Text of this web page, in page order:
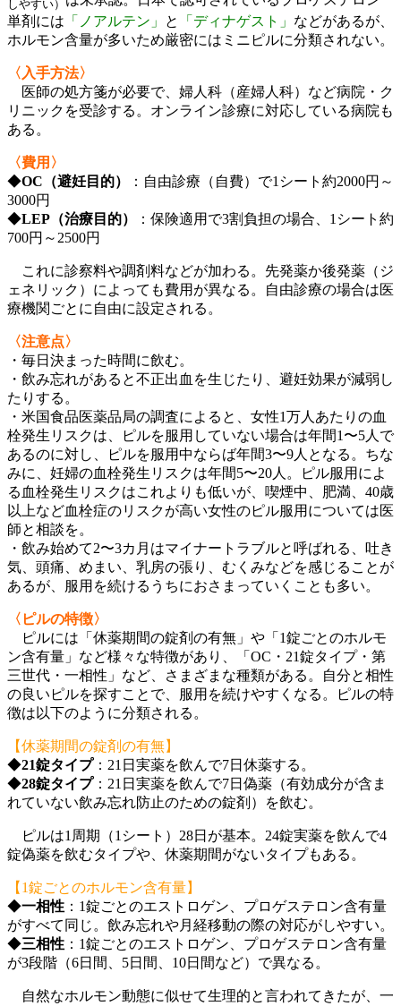
しやすい）
単剤には 「ノアルテン」 と 「ディナゲスト」 などがあるが、
ホルモン含量が多いため厳密にはミニピルに分類されない。
〈入手方法〉
医師の処方箋が必要で、婦人科（産婦人科）など病院・ク
リニックを受診する。オンライン診療に対応している病院も
ある。
〈費用〉
◆OC（避妊目的）
：自由診療（自費）で1シート約2000円～
3000円
◆LEP（治療目的）
：保険適用で3割負担の場合、1シート約
700円～2500円
これに診察料や調剤料などが加わる。先発薬か後発薬（ジ
ェネリック）によっても費用が異なる。自由診療の場合は医
療機関ごとに自由に設定される。
〈注意点〉
・毎日決まった時間に飲む。
・飲み忘れがあると不正出血を生じたり、避妊効果が減弱し
たりする。
・米国食品医薬品局の調査によると、女性1万人あたりの血
栓発生リスクは、ピルを服用していない場合は年間1〜5人で
あるのに対し、ピルを服用中ならば年間3〜9人となる。ちな
みに、妊婦の血栓発生リスクは年間5〜20人。ピル服用によ
る血栓発生リスクはこれよりも低いが、喫煙中、肥満、40歳
以上など血栓症のリスクが高い女性のピル服用については医
師と相談を。
・飲み始めて2〜3カ月はマイナートラブルと呼ばれる、吐き
気、頭痛、めまい、乳房の張り、むくみなどを感じることが
あるが、服用を続けるうちにおさまっていくことも多い。
〈ピルの特徴〉
ピルには「休薬期間の錠剤の有無」や「1錠ごとのホルモ
ン含有量」など様々な特徴があり、「OC・21錠タイプ・第
三世代・一相性」など、さまざまな種類がある。自分と相性
の良いピルを探すことで、服用を続けやすくなる。ピルの特
徴は以下のように分類される。
【休薬期間の錠剤の有無】
◆21錠タイプ：21日実薬を飲んで7日休薬する。
◆28錠タイプ：21日実薬を飲んで7日偽薬（有効成分が含ま
れていない飲み忘れ防止のための錠剤）を飲む。
ピルは1周期（1シート）28日が基本。24錠実薬を飲んで4
錠偽薬を飲むタイプや、休薬期間がないタイプもある。
【1錠ごとのホルモン含有量】
◆一相性 ：1錠ごとのエストロゲン、プロゲステロン含有量
がすべて同じ。飲み忘れや月経移動の際の対応がしやすい。
◆三相性 ：1錠ごとのエストロゲン、プロゲステロン含有量
が3段階（6日間、5日間、10日間など）で異なる。
自然なホルモン動態に似せて生理的と言われてきたが、一